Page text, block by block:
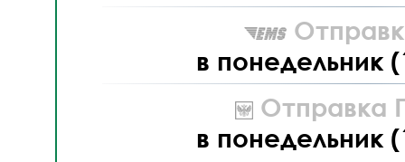
в понедельник
Отправка
в понедельник